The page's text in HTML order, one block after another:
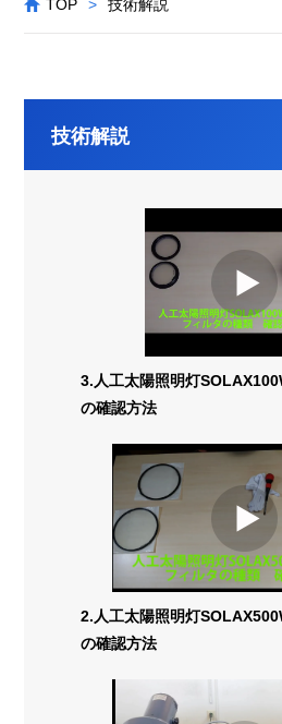
TOP > 技術解説
技術解説
3.人工太陽照明灯
の確認方法
2.人工太陽照明灯
の確認方法